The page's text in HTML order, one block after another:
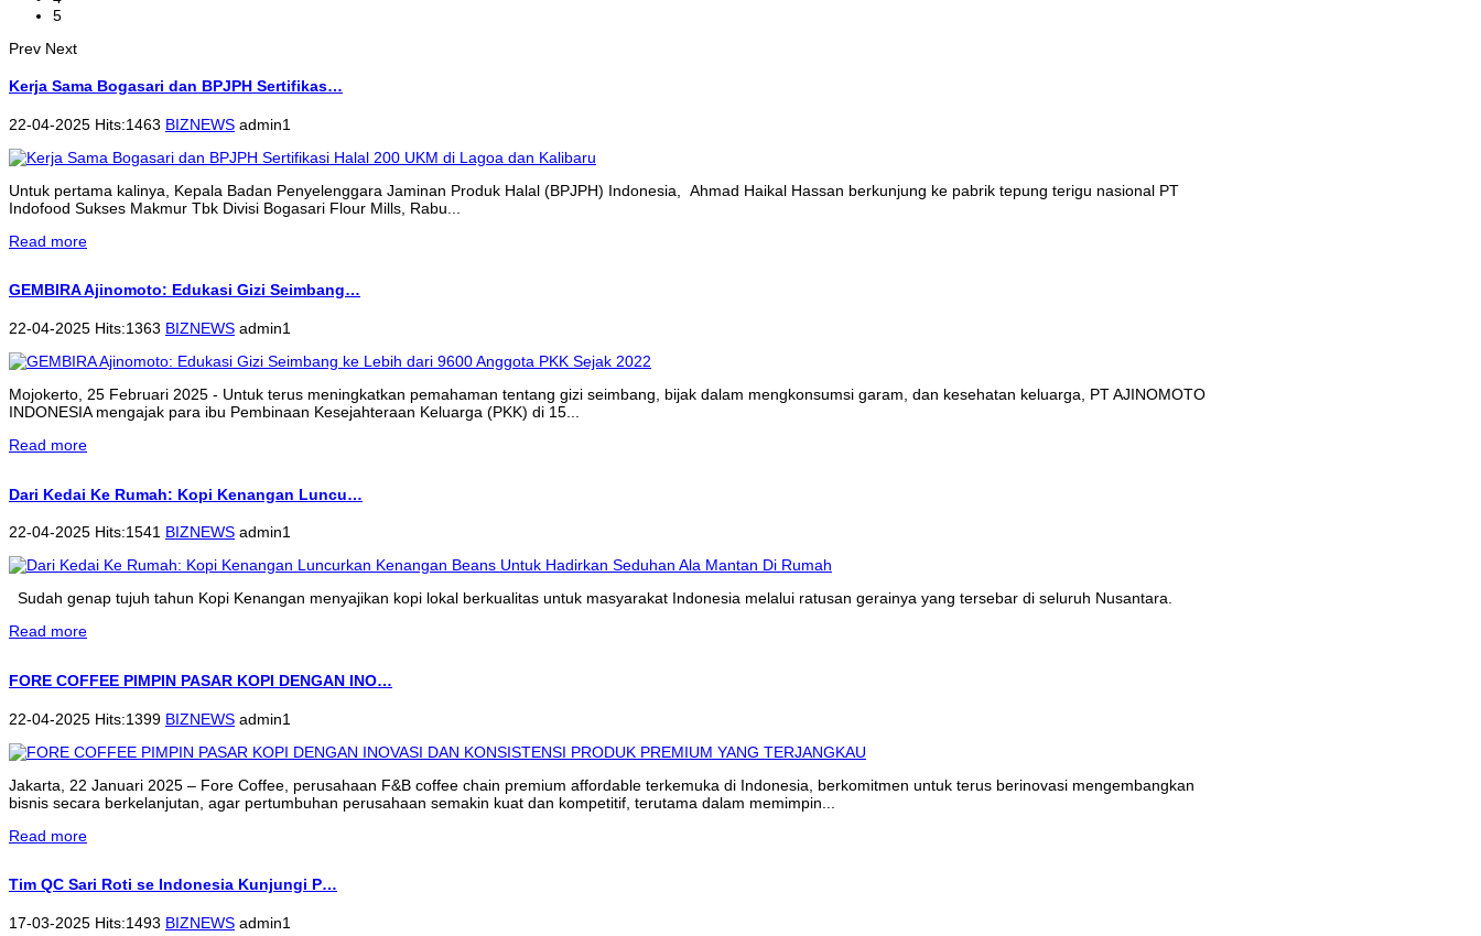
5
Prev Next
Kerja Sama Bogasari dan BPJPH Sertifikas…
22-04-2025 Hits:1463 BIZNEWS admin1
Untuk pertama kalinya, Kepala Badan Penyelenggara Jaminan Produk Halal (BPJPH) Indonesia, Ahmad Haikal Hassan berkunjung ke pabrik tepung terigu nasional PT
Indofood Sukses Makmur Tbk Divisi Bogasari Flour Mills, Rabu...
Read more
GEMBIRA Ajinomoto: Edukasi Gizi Seimbang…
22-04-2025 Hits:1363 BIZNEWS admin1
Mojokerto, 25 Februari 2025 - Untuk terus meningkatkan pemahaman tentang gizi seimbang, bijak dalam mengkonsumsi garam, dan kesehatan keluarga, PT AJINOMOTO
INDONESIA mengajak para ibu Pembinaan Kesejahteraan Keluarga (PKK) di 15...
Read more
Dari Kedai Ke Rumah: Kopi Kenangan Luncu…
22-04-2025 Hits:1541 BIZNEWS admin1
Sudah genap tujuh tahun Kopi Kenangan menyajikan kopi lokal berkualitas untuk masyarakat Indonesia melalui ratusan gerainya yang tersebar di seluruh Nusantara.
Read more
FORE COFFEE PIMPIN PASAR KOPI DENGAN INO…
22-04-2025 Hits:1399 BIZNEWS admin1
Jakarta, 22 Januari 2025 – Fore Coffee, perusahaan F&B coffee chain premium affordable terkemuka di Indonesia, berkomitmen untuk terus berinovasi mengembangkan
bisnis secara berkelanjutan, agar pertumbuhan perusahaan semakin kuat dan kompetitif, terutama dalam memimpin...
Read more
Tim QC Sari Roti se Indonesia Kunjungi P…
17-03-2025 Hits:1493 BIZNEWS admin1